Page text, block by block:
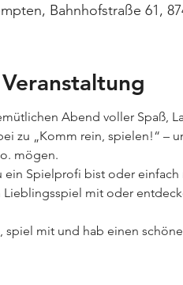
Bahnhofstraße 61,
Abend voller Spaß,
zu „Komm rein, spielen!“ –
mögen.
ein Spielprofi bist oder
mit oder
spiel mit und hab einen